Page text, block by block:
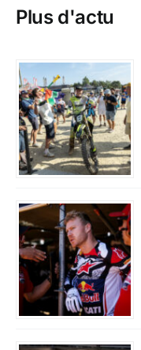
Plus d'actu